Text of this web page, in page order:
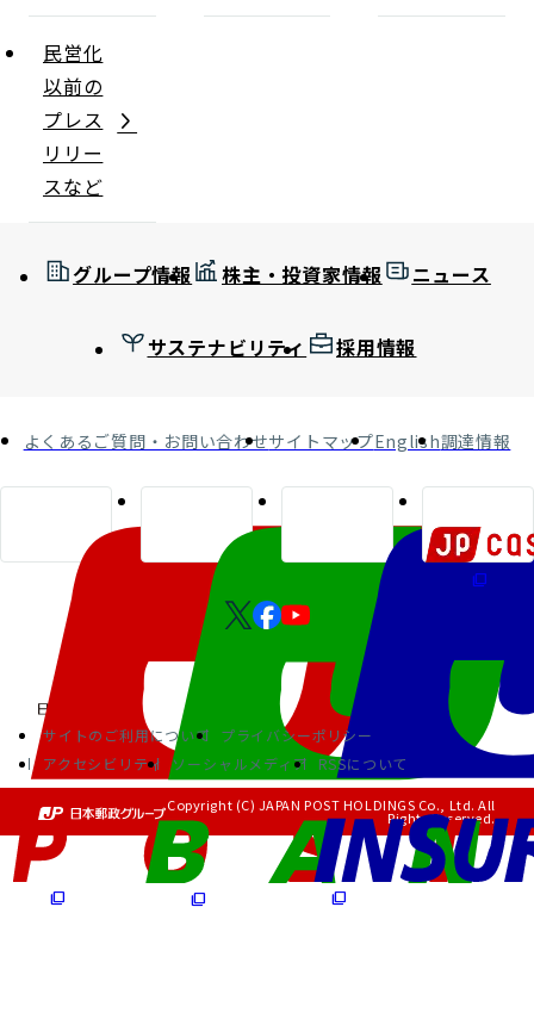
民営化
以前の
プレス
リリー
スなど
グループ情報 株主・投資家情報 ニュース
サステナビリティ 採用情報
よくあるご質問・お問い合わせサイトマップEnglish調達情報
サイトのご利用について
プライバシーポリシー
アクセシビリティ
ソーシャルメディア RSSについて
Copyright (C) JAPAN POST HOLDINGS Co., Ltd. All
Rights Reserved.